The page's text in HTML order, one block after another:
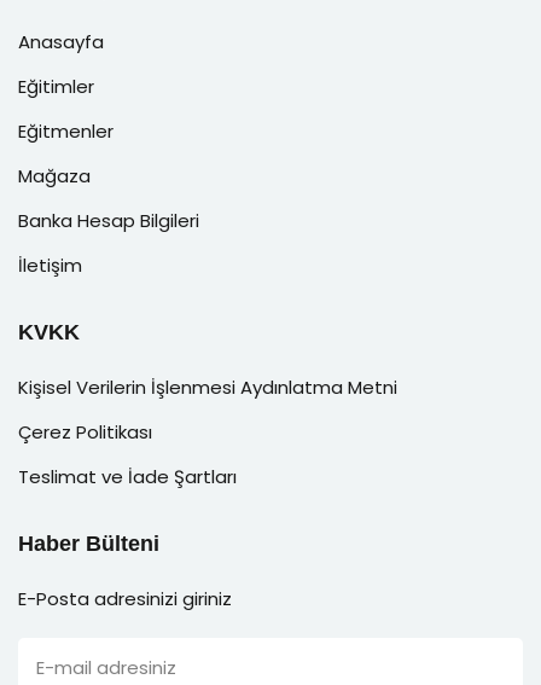
Anasayfa
Eğitimler
Eğitmenler
Mağaza
Banka Hesap Bilgileri
İletişim
KVKK
Kişisel Verilerin İşlenmesi Aydınlatma Metni
Çerez Politikası
Teslimat ve İade Şartları
Haber Bülteni
E-Posta adresinizi giriniz